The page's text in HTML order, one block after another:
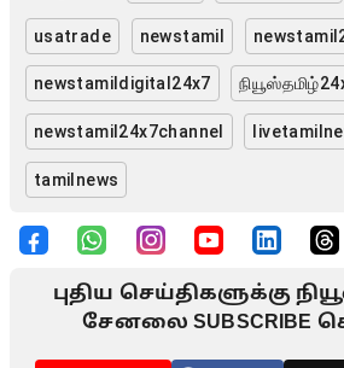
usatrade newstamil
newstamildigital24x7
newstamil24x7channel
tamilnews
புதிய செய்திகளுக்கு
சேனலை SUBSCRIBE